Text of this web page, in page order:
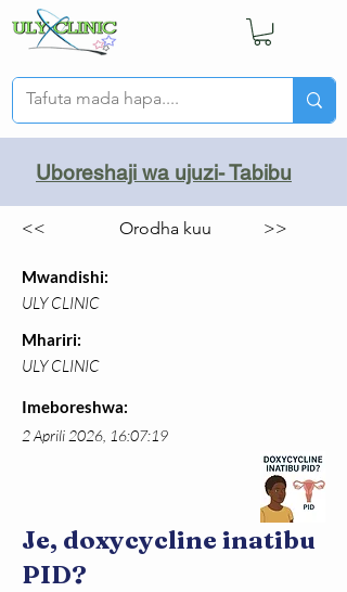
Uboreshaji wa ujuzi- Tabibu
<< Orodha kuu >>
Mwandishi:
ULY CLINIC
Mhariri:
ULY CLINIC
Imeboreshwa:
2 Aprili 2026, 16:07:19
Je, doxycycline inatibu
PID?